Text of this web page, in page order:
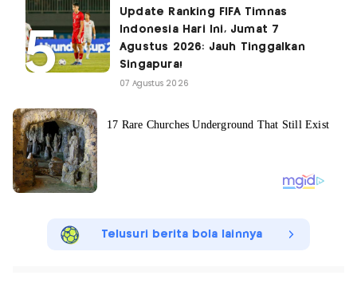
Update Ranking FIFA Timnas
Indonesia Hari Ini, Jumat 7
Agustus 2026: Jauh Tinggalkan
Singapura!
07 Agustus 2026
Telusuri berita bola lainnya